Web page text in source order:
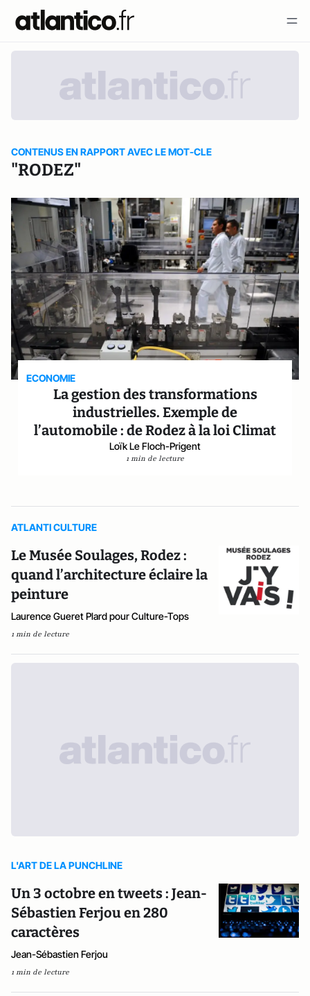
CONTENUS EN RAPPORT AVEC LE MOT-CLE
"RODEZ"
ECONOMIE
La gestion des transformations
industrielles. Exemple de
l’automobile : de Rodez à la loi Climat
Loïk Le Floch-Prigent
1 min de lecture
ATLANTI CULTURE
Le Musée Soulages, Rodez :
quand l’architecture éclaire la
peinture
Laurence Gueret Plard pour Culture-Tops
1 min de lecture
L'ART DE LA PUNCHLINE
Un 3 octobre en tweets : Jean-
Sébastien Ferjou en 280
caractères
Jean-Sébastien Ferjou
1 min de lecture